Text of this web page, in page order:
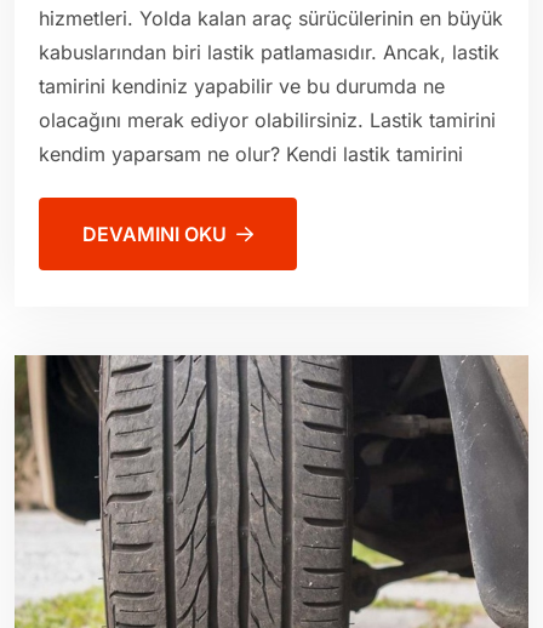
hizmetleri. Yolda kalan araç sürücülerinin en büyük
kabuslarından biri lastik patlamasıdır. Ancak, lastik
tamirini kendiniz yapabilir ve bu durumda ne
olacağını merak ediyor olabilirsiniz. Lastik tamirini
kendim yaparsam ne olur? Kendi lastik tamirini
DEVAMINI OKU